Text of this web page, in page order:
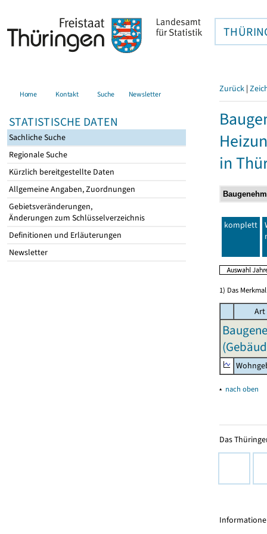
Home Kontakt Suche Newsletter
STATISTISCHE DATEN
Sachliche Suche
Regionale Suche
Kürzlich bereitgestellte Daten
Allgemeine Angaben, Zuordnungen
Gebietsveränderungen,
Änderungen zum Schlüsselverzeichnis
Definitionen und Erläuterungen
Newsletter
Zurück |
in
komplett
1) Das
Art
▴ nach oben
Das